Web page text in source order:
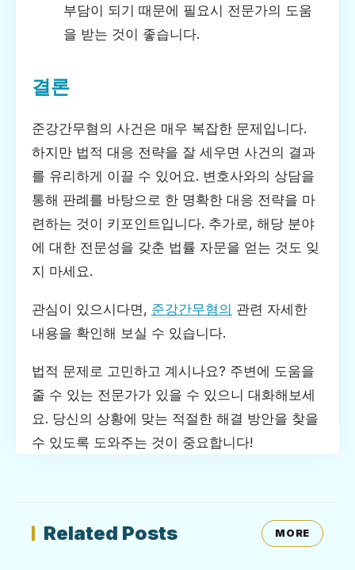
부담이 되기 때문에 필요시 전문가의 도움
을 받는 것이 좋습니다.
결론
준강간무혐의 사건은 매우 복잡한 문제입니다.
하지만 법적 대응 전략을 잘 세우면 사건의 결과
를 유리하게 이끌 수 있어요. 변호사와의 상담을
통해 판례를 바탕으로 한 명확한 대응 전략을 마
련하는 것이 키포인트입니다. 추가로, 해당 분야
에 대한 전문성을 갖춘 법률 자문을 얻는 것도 잊
지 마세요.
관심이 있으시다면, 준강간무혐의 관련 자세한
내용을 확인해 보실 수 있습니다.
법적 문제로 고민하고 계시나요? 주변에 도움을
줄 수 있는 전문가가 있을 수 있으니 대화해보세
요. 당신의 상황에 맞는 적절한 해결 방안을 찾을
수 있도록 도와주는 것이 중요합니다!
Related Posts MORE